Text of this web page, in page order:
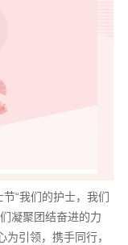
“我们的护士，我们
凝聚团结奋进的力
引领，携手同行，